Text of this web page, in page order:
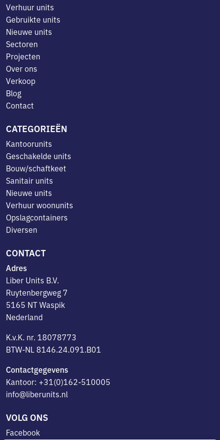
Verhuur units
Gebruikte units
Nieuwe units
Sectoren
Projecten
Over ons
Verkoop
Blog
Contact
CATEGORIEËN
Kantoorunits
Geschakelde units
Bouw/schaftkeet
Sanitair units
Nieuwe units
Verhuur woonunits
Opslagcontainers
Diversen
CONTACT
Adres
Liber Units B.V.
Ruytenbergweg 7
5165 NT Waspik
Nederland
K.v.K. nr. 18078773
BTW-NL 8146.24.091.B01
Contactgegevens
Kantoor: +31(0)162-510005
info@liberunits.nl
VOLG ONS
Facebook